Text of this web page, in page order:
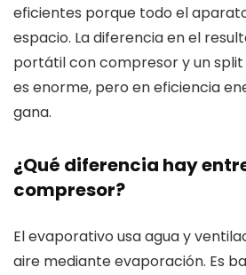
eficientes porque todo el
espacio. La diferencia en el
portátil con compresor y un
es enorme, pero en eficiencia
gana.
¿Qué diferencia hay
compresor?
El evaporativo usa agua y
aire mediante evaporación. Es